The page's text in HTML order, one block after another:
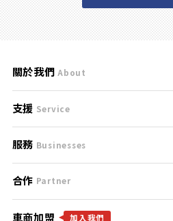
關於我們 About
刊登規範
服務條款
免責聲明
支援 Service
支援中心
聯絡我們
服務 Businesses
什麼是Goo鑑定？
找好車
合作 Partner
合作夥伴
車商加盟 加入我們